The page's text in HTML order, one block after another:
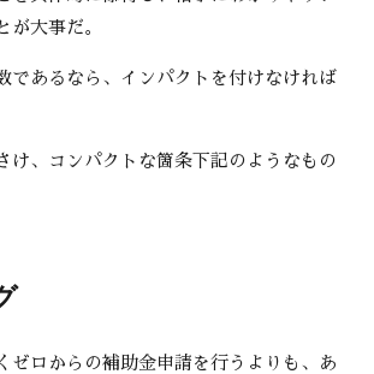
が大事だ。
であるなら、インパクトを付けなければ
け、コンパクトな箇条下記のようなもの
ゼロからの補助金申請を行うよりも、あ